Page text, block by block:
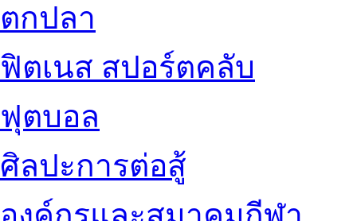
ตกปลา
ฟิตเนส สปอร์ตคลับ
ฟุตบอล
ศิลปะการต่อสู้